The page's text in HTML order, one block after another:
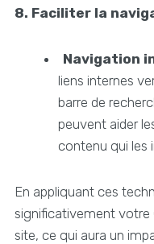
8. Faciliter la
Navigation
liens internes
barre de
peuvent aider
contenu qui les
En appliquant ces
significativement votre
site, ce qui aura un